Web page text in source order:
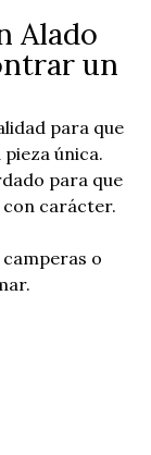
Alado
un
para que
única.
para que
carácter.
o